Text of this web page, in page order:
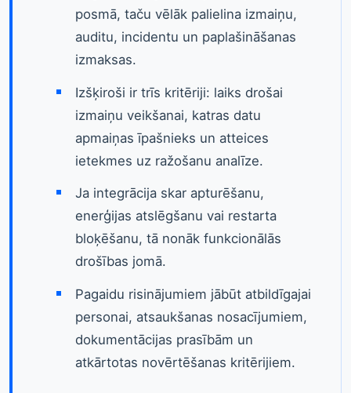
posmā, taču vēlāk palielina izmaiņu,
auditu, incidentu un paplašināšanas
izmaksas.
Izšķiroši ir trīs kritēriji: laiks drošai
izmaiņu veikšanai, katras datu
apmaiņas īpašnieks un atteices
ietekmes uz ražošanu analīze.
Ja integrācija skar apturēšanu,
enerģijas atslēgšanu vai restarta
bloķēšanu, tā nonāk funkcionālās
drošības jomā.
Pagaidu risinājumiem jābūt atbildīgajai
personai, atsaukšanas nosacījumiem,
dokumentācijas prasībām un
atkārtotas novērtēšanas kritērijiem.